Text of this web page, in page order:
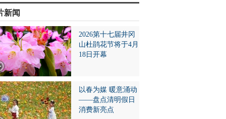
新闻
2026第十七届井冈
山杜鹃花节将于4月
18日开幕
以春为媒 暖意涌动
——盘点清明假日
消费新亮点